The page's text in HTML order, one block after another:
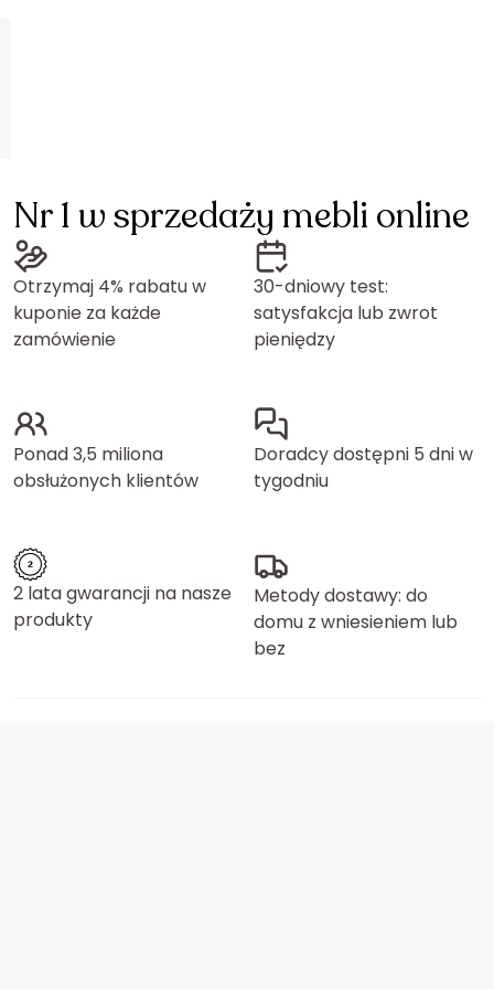
Nr 1 w sprzedaży mebli online
Otrzymaj 4% rabatu w
kuponie za każde
zamówienie
30-dniowy test:
satysfakcja lub zwrot
pieniędzy
Ponad 3,5 miliona
obsłużonych klientów
Doradcy dostępni 5 dni w
tygodniu
2 lata gwarancji na nasze
produkty
Metody dostawy: do
domu z wniesieniem lub
bez